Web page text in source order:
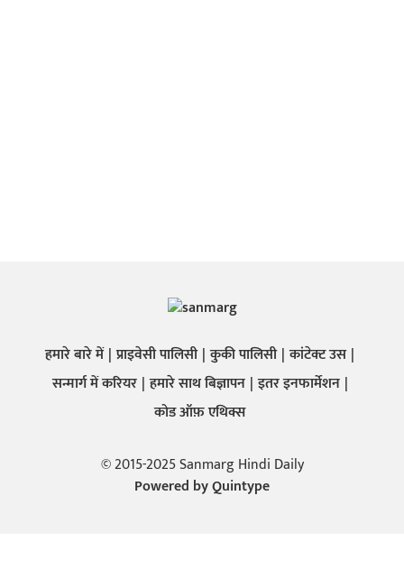
हमारे बारे में प्राइवेसी पालिसी कुकी पालिसी कांटेक्ट उस
सन्मार्ग में करियर हमारे साथ बिज्ञापन इतर इनफार्मेशन
कोड ऑफ़ एथिक्स
© 2015-2025 Sanmarg Hindi Daily
Powered byQuintype